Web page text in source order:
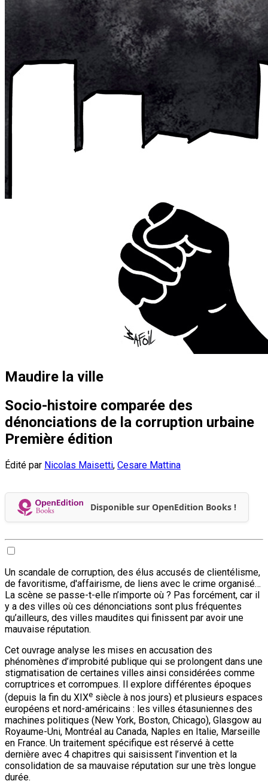
Maudire la ville
Socio-histoire comparée des
dénonciations de la corruption urbaine
Première édition
Édité par Nicolas Maisetti, Cesare Mattina
Disponible sur OpenEdition Books !
Un scandale de corruption, des élus accusés de clientélisme,
de favoritisme, d'affairisme, de liens avec le crime organisé…
La scène se passe-t-elle n’importe où ? Pas forcément, car il
y a des villes où ces dénonciations sont plus fréquentes
qu’ailleurs, des villes maudites qui finissent par avoir une
mauvaise réputation.
Cet ouvrage analyse les mises en accusation des
phénomènes d’improbité publique qui se prolongent dans une
stigmatisation de certaines villes ainsi considérées comme
corruptrices et corrompues. Il explore différentes époques
(depuis la fin du XIXe siècle à nos jours) et plusieurs espaces
européens et nord-américains : les villes étasuniennes des
machines politiques (New York, Boston, Chicago), Glasgow au
Royaume-Uni, Montréal au Canada, Naples en Italie, Marseille
en France. Un traitement spécifique est réservé à cette
dernière avec 4 chapitres qui saisissent l’invention et la
consolidation de sa mauvaise réputation sur une très longue
durée.